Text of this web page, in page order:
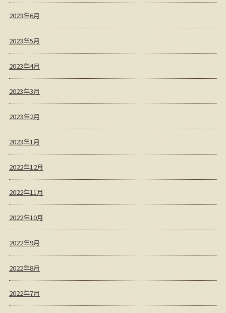
2023年6月
2023年5月
2023年4月
2023年3月
2023年2月
2023年1月
2022年12月
2022年11月
2022年10月
2022年9月
2022年8月
2022年7月